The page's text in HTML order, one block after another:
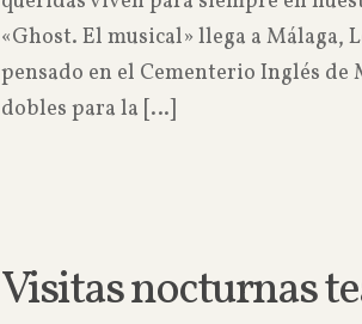
«Ghost. El musical» llega a Málaga,
pensado en el Cementerio Inglés
dobles para la […]
Visitas nocturnas